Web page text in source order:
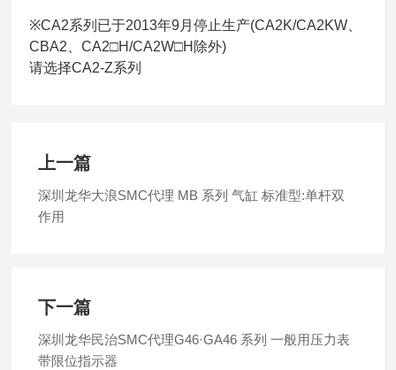
※CA2系列已于2013年9月停止生产(CA2K/CA2KW、
CBA2、CA2□H/CA2W□H除外)
请选择CA2-Z系列
上一篇
深圳龙华大浪SMC代理 MB 系列 气缸 标准型:单杆双
作用
下一篇
深圳龙华民治SMC代理G46·GA46 系列 一般用压力表
带限位指示器